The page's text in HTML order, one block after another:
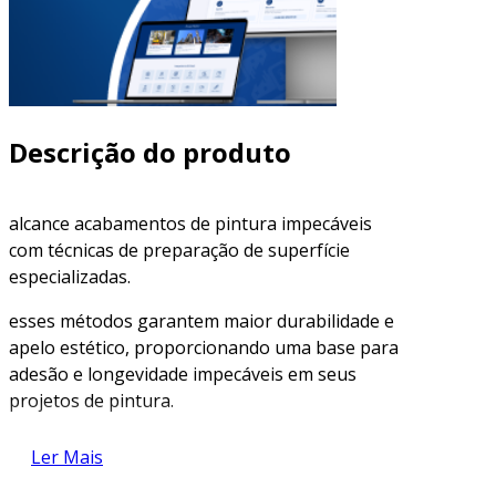
Descrição do produto
alcance acabamentos de pintura impecáveis
com técnicas de preparação de superfície
especializadas.
esses métodos garantem maior durabilidade e
apelo estético, proporcionando uma base para
adesão e longevidade impecáveis em seus
projetos de pintura.
entendendo as características da
superfície
Ler Mais